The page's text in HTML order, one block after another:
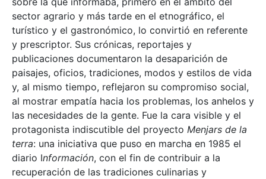
sector agrario y más tarde en el etnográfico, el
turístico y el gastronómico, lo convirtió en referente
y prescriptor. Sus crónicas, reportajes y
publicaciones documentaron la desaparición de
paisajes, oficios, tradiciones, modos y estilos de vida
y, al mismo tiempo, reflejaron su compromiso social,
al mostrar empatía hacia los problemas, los anhelos y
las necesidades de la gente. Fue la cara visible y el
protagonista indiscutible del proyecto Menjars de la
terra: una iniciativa que puso en marcha en 1985 el
diario Información, con el fin de contribuir a la
recuperación de las tradiciones culinarias y